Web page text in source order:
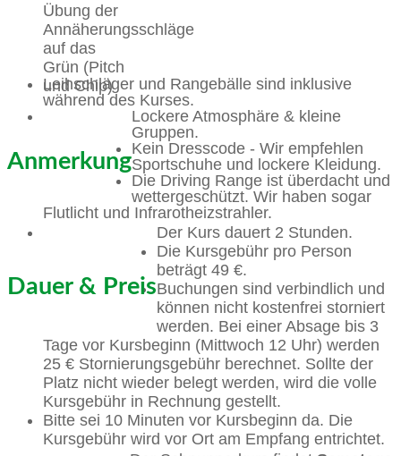
Übung der
Annäherungsschläge
auf das
Grün (Pitch
und Chip)
Anmerkung
Leihschläger und Rangebälle sind inklusive
während des Kurses.
Lockere Atmosphäre & kleine
Gruppen.
Kein Dresscode - Wir empfehlen
Sportschuhe und lockere Kleidung.
Die Driving Range ist überdacht und
wettergeschützt. Wir haben sogar
Flutlicht und Infrarotheizstrahler.
Dauer & Preis
Der Kurs dauert 2 Stunden.
Die Kursgebühr pro Person
beträgt 49 €.
Buchungen sind verbindlich und
können nicht kostenfrei storniert
werden. Bei einer Absage bis 3
Tage vor Kursbeginn (Mittwoch 12 Uhr) werden
25 € Stornierungsgebühr berechnet. Sollte der
Platz nicht wieder belegt werden, wird die volle
Kursgebühr in Rechnung gestellt.
Bitte sei 10 Minuten vor Kursbeginn da. Die
Kursgebühr wird vor Ort am Empfang entrichtet.